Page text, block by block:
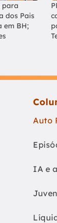
para
dos Pais
em BH;
Auto
IA e